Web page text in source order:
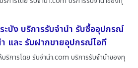
ะบัง บริการรับจำนำ รับซื้ออุปกรณ์
และ รับฝากขายอุปกรณ์ไอที
ริการโดย รับจํานํา.com บริการรับจำนำของทุ